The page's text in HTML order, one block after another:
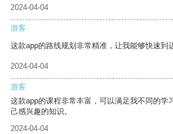
2024-04-04
游客
这款app的路线规划非常精准，让我能够快速到
2024-04-04
游客
这款app的课程非常丰富，可以满足我不同的学
己感兴趣的知识。
2024-04-04